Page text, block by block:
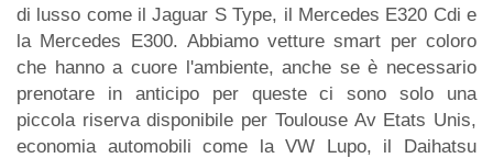
di lusso come il Jaguar S Type, il Mercedes E320 Cdi e
la Mercedes E300. Abbiamo vetture smart per coloro
che hanno a cuore l'ambiente, anche se è necessario
prenotare in anticipo per queste ci sono solo una
piccola riserva disponibile per Toulouse Av Etats Unis,
economia automobili come la VW Lupo, il Daihatsu